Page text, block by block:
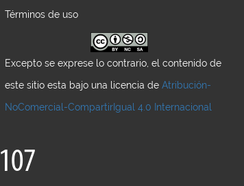
Términos de uso
Excepto se exprese lo contrario, el contenido de
este sitio esta bajo una licencia de Atribución-
NoComercial-CompartirIgual 4.0 Internacional
107